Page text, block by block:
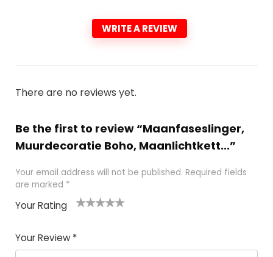
WRITE A REVIEW
There are no reviews yet.
Be the first to review “Maanfaseslinger,
Muurdecoratie Boho, Maanlichtkett...”
Your email address will not be published. Required fields
are marked *
Your Rating
of
5
5
star
stars
stars
stars
Your Review *